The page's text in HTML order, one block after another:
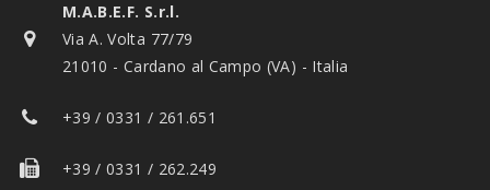
M.A.B.E.F. S.r.l.
Via A. Volta 77/79
21010 - Cardano al Campo (VA) - Italia
+39 / 0331 / 261.651
+39 / 0331 / 262.249